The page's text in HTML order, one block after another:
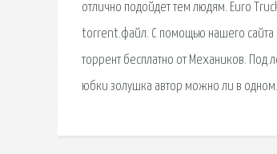
отлично подойдет тем людям. Euro
torrent.файл. С помощью нашего сайта
торрент бесплатно от Механиков. Под
юбки золушка автор можно ли в одном.